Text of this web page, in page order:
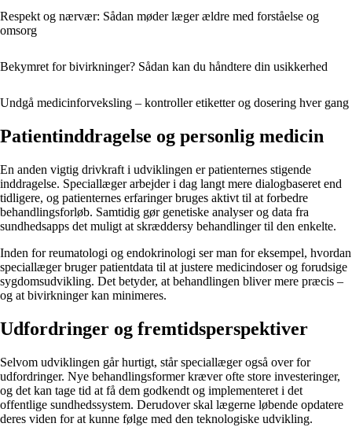
Respekt og nærvær: Sådan møder læger ældre med forståelse og
omsorg
Bekymret for bivirkninger? Sådan kan du håndtere din usikkerhed
Undgå medicinforveksling – kontroller etiketter og dosering hver gang
Patientinddragelse og personlig medicin
En anden vigtig drivkraft i udviklingen er patienternes stigende
inddragelse. Speciallæger arbejder i dag langt mere dialogbaseret end
tidligere, og patienternes erfaringer bruges aktivt til at forbedre
behandlingsforløb. Samtidig gør genetiske analyser og data fra
sundhedsapps det muligt at skræddersy behandlinger til den enkelte.
Inden for reumatologi og endokrinologi ser man for eksempel, hvordan
speciallæger bruger patientdata til at justere medicindoser og forudsige
sygdomsudvikling. Det betyder, at behandlingen bliver mere præcis –
og at bivirkninger kan minimeres.
Udfordringer og fremtidsperspektiver
Selvom udviklingen går hurtigt, står speciallæger også over for
udfordringer. Nye behandlingsformer kræver ofte store investeringer,
og det kan tage tid at få dem godkendt og implementeret i det
offentlige sundhedssystem. Derudover skal lægerne løbende opdatere
deres viden for at kunne følge med den teknologiske udvikling.